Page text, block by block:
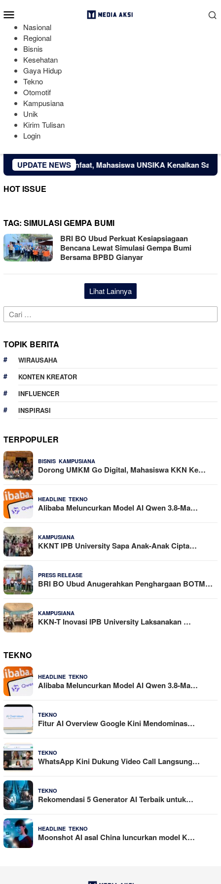
ke
kontenMobile
Nasional
Regional
Bisnis
Kesehatan
Gaya Hidup
Tekno
Otomotif
Kampusiana
Unik
Kirim Tulisan
Login
UPDATE NEWS
Limbah Jadi Manfaat, Mahasiswa UNSIKA Kenalkan
HOT ISSUE
TAG: SIMULASI GEMPA BUMI
BRI BO Ubud Perkuat Kesiapsiagaan
Bencana Lewat Simulasi Gempa Bumi
Bersama BPBD Gianyar
Lihat Lainnya
Cari
untuk:
TOPIK BERITA
WIRAUSAHA
KONTEN KREATOR
INFLUENCER
INSPIRASI
TERPOPULER
BISNIS KAMPUSIANA
Dorong UMKM Go Digital, Mahasiswa KKN Ke…
HEADLINE TEKNO
Alibaba Meluncurkan Model AI Qwen 3.8-Ma…
KAMPUSIANA
KKNT IPB University Sapa Anak-Anak Cipta…
PRESS RELEASE
BRI BO Ubud Anugerahkan Penghargaan BOTM…
KAMPUSIANA
KKN-T Inovasi IPB University Laksanakan …
TEKNO
HEADLINE TEKNO
Alibaba Meluncurkan Model AI Qwen 3.8-Ma…
TEKNO
Fitur AI Overview Google Kini Mendominas…
TEKNO
WhatsApp Kini Dukung Video Call Langsung…
TEKNO
Rekomendasi 5 Generator AI Terbaik untuk…
HEADLINE TEKNO
Moonshot AI asal China luncurkan model K…